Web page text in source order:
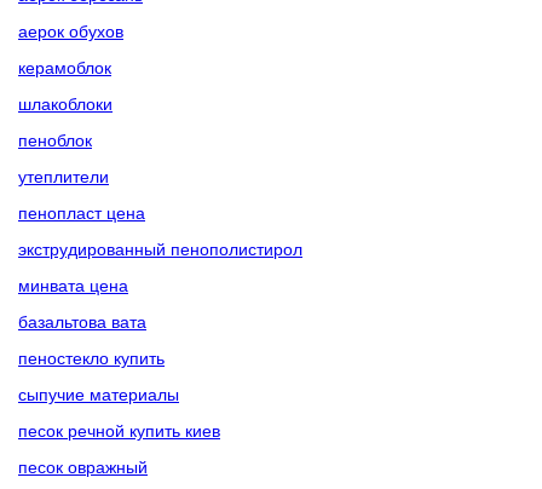
аерок обухов
керамоблок
шлакоблоки
пеноблок
утеплители
пенопласт цена
экструдированный пенополистирол
минвата цена
базальтова вата
пеностекло купить
сыпучие материалы
песок речной купить киев
песок овражный